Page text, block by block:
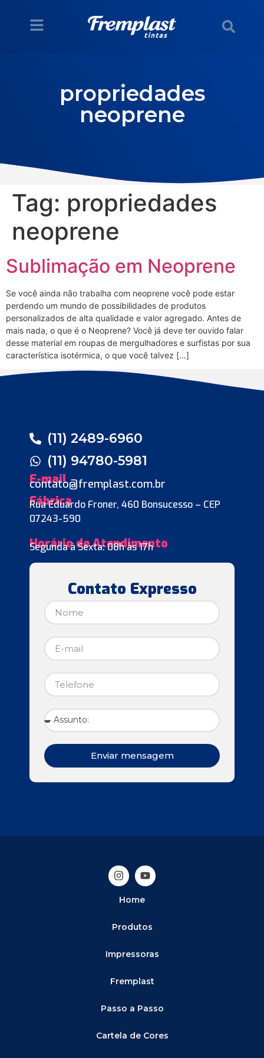
propriedades
neoprene
Tag: propriedades
neoprene
Sublimação em Neoprene
Se você ainda não trabalha com neoprene você pode estar
perdendo um mundo de possibilidades de produtos
personalizados de alta qualidade e valor agregado. Antes de
mais nada, o que é o Neoprene? Você já deve ter ouvido falar
desse material em roupas de mergulhadores e surfistas por sua
característica isotérmica, o que você talvez […]
(11) 2489-6960
(11) 94780-5981
E-mail
contato@fremplast.com.br
Fábrica
Rua Eduardo Froner, 460 Bonsucesso – CEP
07243-590
Horário de Atendimento
Segunda à Sexta: 08h às 17h
Contato Expresso
Enviar mensagem
Home
Produtos
Impressoras
Fremplast
Passo a Passo
Cartela de Cores